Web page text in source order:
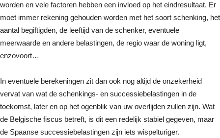
worden en vele factoren hebben een invloed op het eindresultaat. Er
moet immer rekening gehouden worden met het soort schenking, het
aantal begiftigden, de leeftijd van de schenker, eventuele
meerwaarde en andere belastingen, de regio waar de woning ligt,
enzovoort…
In eventuele berekeningen zit dan ook nog altijd de onzekerheid
vervat van wat de schenkings- en successiebelastingen in de
toekomst, later en op het ogenblik van uw overlijden zullen zijn. Wat
de Belgische fiscus betreft, is dit een redelijk stabiel gegeven, maar
de Spaanse successiebelastingen zijn iets wispelturiger.